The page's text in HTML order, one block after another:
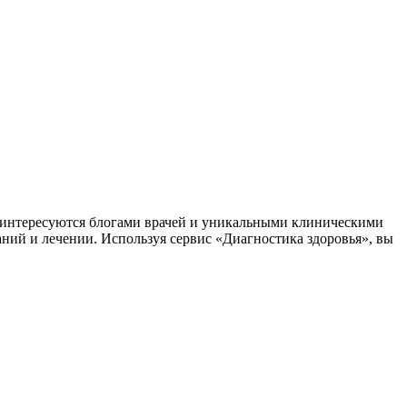
блогами врачей и уникальными клиническими
и лечении. Используя сервис «Диагностика здоровья», вы